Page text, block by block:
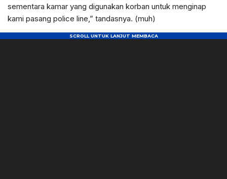
sementara kamar yang digunakan korban untuk menginap
kami pasang police line,” tandasnya. (muh)